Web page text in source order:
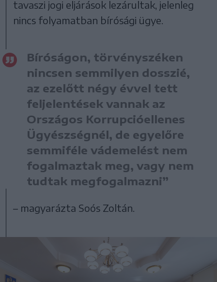
tavaszi jogi eljárások lezárultak, jelenleg
nincs folyamatban bírósági ügye.
Bíróságon, törvényszéken
nincsen semmilyen dosszié,
az ezelőtt négy évvel tett
feljelentések vannak az
Országos Korrupcióellenes
Ügyészségnél, de egyelőre
semmiféle vádemelést nem
fogalmaztak meg, vagy nem
tudtak megfogalmazni”
– magyarázta Soós Zoltán.